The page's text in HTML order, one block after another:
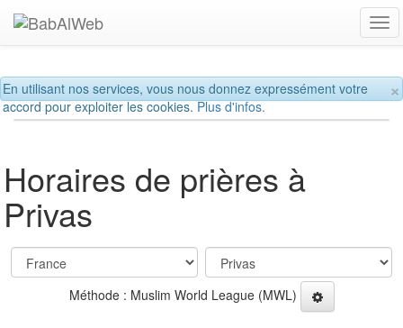
×
En utilisant nos services, vous nous donnez expressément votre
accord pour exploiter les cookies.Plus d'infos.
Horaires de prières à
Privas
Méthode : Muslim World League (MWL)